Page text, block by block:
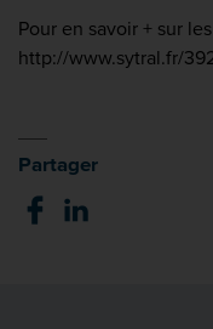
Pour en savoir + sur
http://www.sytral.fr/
Partager